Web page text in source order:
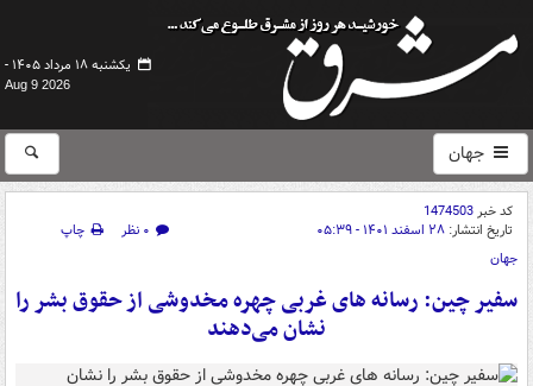
یکشنبه ۱۸ مرداد ۱۴۰۵ -
Aug 9 2026
جهان
کد خبر1474503
تاریخ انتشار: ۲۸ اسفند ۱۴۰۱ - ۰۵:۳۹ ۰ نظر
چاپ
جهان
سفیر چین: رسانه های غربی چهره مخدوشی از حقوق بشر را
نشان می‌دهند